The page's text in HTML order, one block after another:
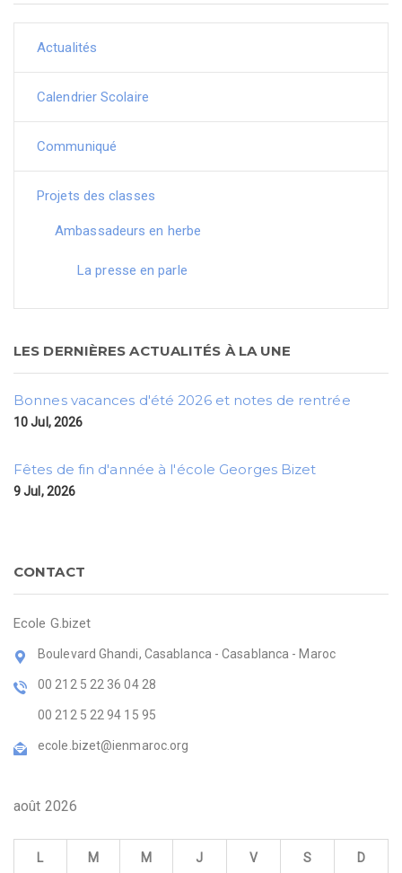
Actualités
Calendrier Scolaire
Communiqué
Projets des classes
Ambassadeurs en herbe
La presse en parle
LES DERNIÈRES ACTUALITÉS À LA UNE
Bonnes vacances d'été 2026 et notes de rentrée
10 Jul, 2026
Fêtes de fin d'année à l'école Georges Bizet
9 Jul, 2026
CONTACT
Ecole G.bizet
Boulevard Ghandi, Casablanca - Casablanca - Maroc
00 212 5 22 36 04 28
00 212 5 22 94 15 95
ecole.bizet@ienmaroc.org
août 2026
L M M J V S D